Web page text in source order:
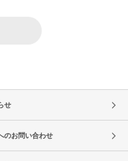
せ
のお問い合わせ